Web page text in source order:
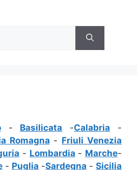
- Basilicata -Calabria -
Romagna - Friuli Venezia
- Lombardia - Marche-
- Puglia -Sardegna - Sicilia